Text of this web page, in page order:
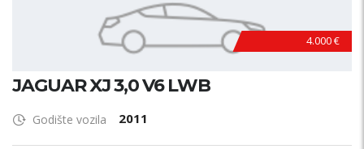
4.000 €
JAGUAR XJ 3,0 V6 LWB
Godište vozila 2011